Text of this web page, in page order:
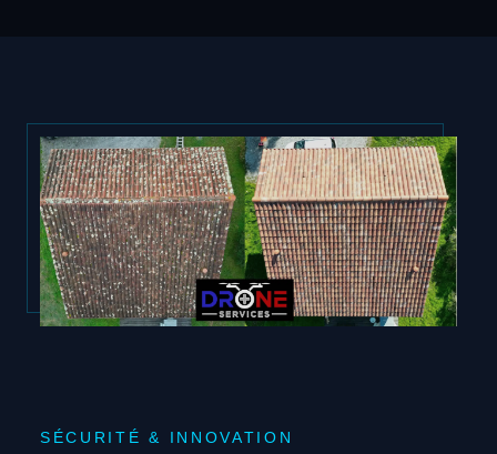
SÉCURITÉ & INNOVATION